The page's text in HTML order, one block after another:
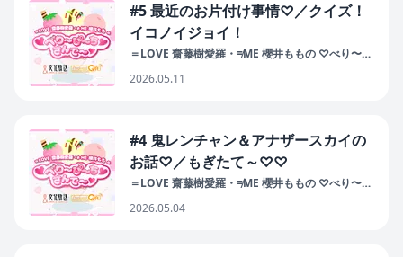
#5 最近のお片付け事情♡／クイズ！
イコノイジョイ！
＝LOVE 齋藤樹愛羅・≠ME 櫻井ももの ♡べり〜
2026.05.11
#4 鬼レンチャン＆アナザースカイの
お話♡／もぎたて～♡♡
＝LOVE 齋藤樹愛羅・≠ME 櫻井ももの ♡べり〜
2026.05.04